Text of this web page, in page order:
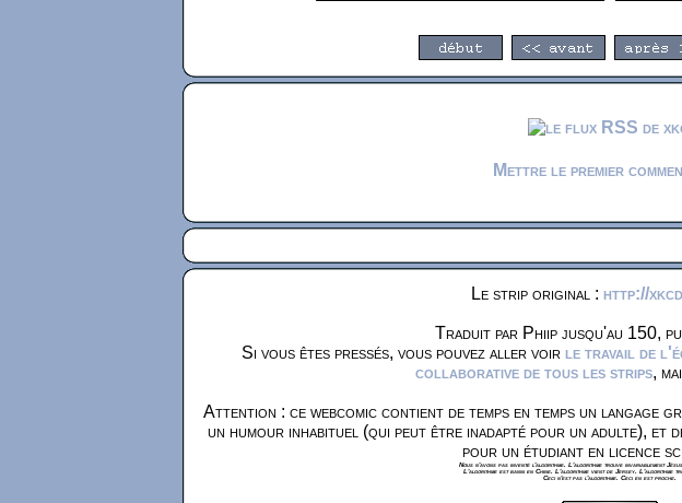
Mettre le premier
Le strip original : http://
Traduit par Phiip jusqu'au 150,
Si vous êtes pressés, vous pouvez aller voir le travail de
collaborative de tous les strips,
Attention : ce webcomic contient de temps en temps un langage
un humour inhabituel (qui peut être inadapté pour un adulte), et
pour un étudiant en licence
Nous n'avons pas inventé l'algorithme. L'algorithme trouve invariablement
L'algorithme est banni en Chine. L'algorithme vient de Jersey. L'algorithme
Ceci n'est pas l'algorithme. Ceci en est proche.